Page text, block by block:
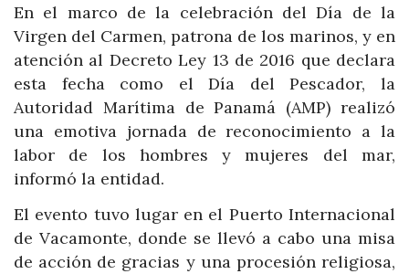
En el marco de la celebración del Día de la
Virgen del Carmen, patrona de los marinos, y en
atención al Decreto Ley 13 de 2016 que declara
esta fecha como el Día del Pescador, la
Autoridad Marítima de Panamá (AMP) realizó
una emotiva jornada de reconocimiento a la
labor de los hombres y mujeres del mar,
informó la entidad.
El evento tuvo lugar en el Puerto Internacional
de Vacamonte, donde se llevó a cabo una misa
de acción de gracias y una procesión religiosa,